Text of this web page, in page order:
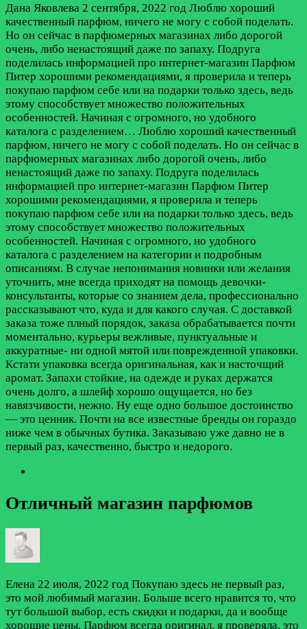
Дана Яковлева 2 сентября, 2022 год Люблю хороший
качественный парфюм, ничего не могу с собой поделать.
Но он сейчас в парфюмерных магазинах либо дорогой
очень, либо ненастоящий даже по запаху. Подруга
поделилась информацией про интернет-магазин Парфюм
Питер хорошими рекомендациями, я проверила и теперь
покупаю парфюм себе или на подарки только здесь, ведь
этому способствует множество положительных
особенностей. Начиная с огромного, но удобного
каталога с разделением… Люблю хороший качественный
парфюм, ничего не могу с собой поделать. Но он сейчас в
парфюмерных магазинах либо дорогой очень, либо
ненастоящий даже по запаху. Подруга поделилась
информацией про интернет-магазин Парфюм Питер
хорошими рекомендациями, я проверила и теперь
покупаю парфюм себе или на подарки только здесь, ведь
этому способствует множество положительных
особенностей. Начиная с огромного, но удобного
каталога с разделением на категории и подробным
описаниям. В случае непонимания новинки или желания
уточнить, мне всегда приходят на помощь девочки-
консультанты, которые со знанием дела, профессионально
рассказывают что, куда и для какого случая. С доставкой
заказа тоже плный порядок, заказа обрабатывается почти
моментально, курьеры вежливые, пунктуальные и
аккуратные- ни одной мятой или поврежденной упаковки.
Кстати упаковка всегда оригинальная, как и насточщий
аромат. Запахи стойкие, на одежде и руках держатся
очень долго, а шлейф хорошо ощущается, но без
навязчивости, нежно. Ну еще одно большое достоинство
— это ценник. Почти на все известные бренды он гораздо
ниже чем в обычных бутика. Заказываю уже давно не в
первый раз, качественно, быстро и недорого.
Отличный магазин парфюмов
Елена 22 июля, 2022 год Покупаю здесь не первый раз,
это мой любимый магазин. Больше всего нравится то, что
тут большой выбор, есть скидки и подарки, да и вообще
хорошие цены. Парфюм всегда оригинал, я проверяла, это